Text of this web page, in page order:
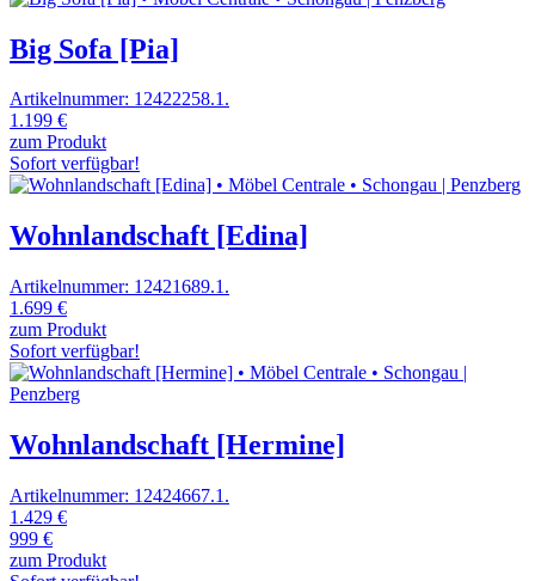
Big Sofa [Pia]
Artikelnummer: 12422258.1.
1.199 €
zum Produkt
Sofort verfügbar!
Wohnlandschaft [Edina]
Artikelnummer: 12421689.1.
1.699 €
zum Produkt
Sofort verfügbar!
Wohnlandschaft [Hermine]
Artikelnummer: 12424667.1.
1.429 €
999 €
zum Produkt